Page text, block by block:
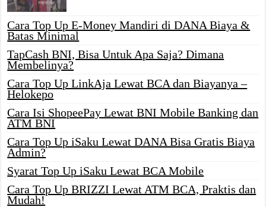
Cara Top Up E-Money Mandiri di DANA Biaya &
Batas Minimal
TapCash BNI, Bisa Untuk Apa Saja? Dimana
Membelinya?
Cara Top Up LinkAja Lewat BCA dan Biayanya –
Helokepo
Cara Isi ShopeePay Lewat BNI Mobile Banking dan
ATM BNI
Cara Top Up iSaku Lewat DANA Bisa Gratis Biaya
Admin?
Syarat Top Up iSaku Lewat BCA Mobile
Cara Top Up BRIZZI Lewat ATM BCA, Praktis dan
Mudah!